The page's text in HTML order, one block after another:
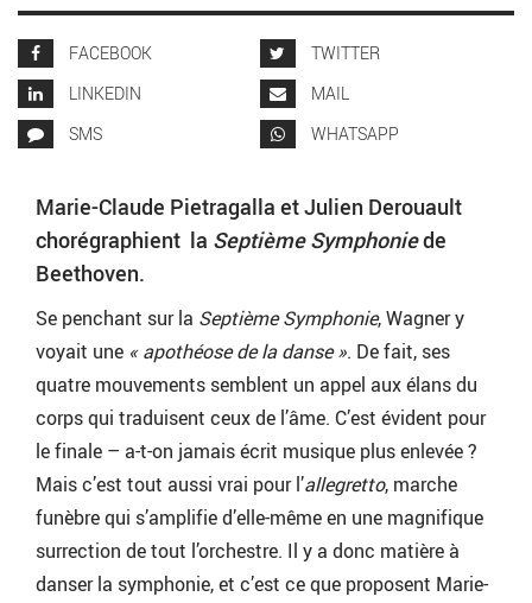
FACEBOOK
TWITTER
LINKEDIN
MAIL
SMS
WHATSAPP
Marie-Claude Pietragalla et Julien Derouault
chorégraphient la Septième Symphoniede
Beethoven.
Se penchant sur la Septième Symphonie, Wagner y
voyait une « apothéose de la danse ». De fait, ses
quatre mouvements semblent un appel aux élans du
corps qui traduisent ceux de l’âme. C’est évident pour
le finale – a-t-on jamais écrit musique plus enlevée ?
Mais c’est tout aussi vrai pour l’allegretto, marche
funèbre qui s’amplifie d’elle-même en une magnifique
surrection de tout l’orchestre. Il y a donc matière à
danser la symphonie, et c’est ce que proposent Marie-